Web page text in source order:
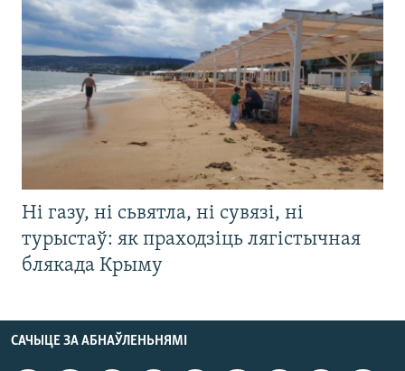
Ні газу, ні сьвятла, ні сувязі, ні
турыстаў: як праходзіць лягістычная
блякада Крыму
САЧЫЦЕ ЗА АБНАЎЛЕНЬНЯМІ